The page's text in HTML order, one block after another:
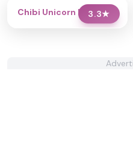
3.3★
Chibi Unicorn Dress Up